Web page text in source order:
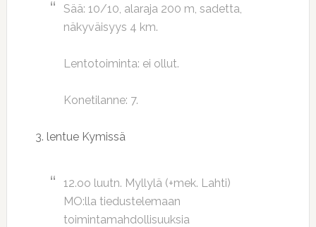
Sää: 10/10, alaraja 200 m, sadetta,
näkyväisyys 4 km.
Lentotoiminta: ei ollut.
Konetilanne: 7.
3. lentue Kymissä
12.oo luutn. Myllylä (+mek. Lahti)
MO:lla tiedustelemaan
toimintamahdollisuuksia